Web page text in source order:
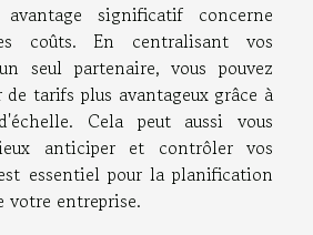
significatif concerne
coûts. En centralisant vos
seul partenaire, vous pouvez
tarifs plus avantageux grâce à
Cela peut aussi vous
anticiper et contrôler vos
essentiel pour la planification
entreprise.